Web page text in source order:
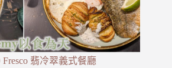
翡冷翠義式餐廳